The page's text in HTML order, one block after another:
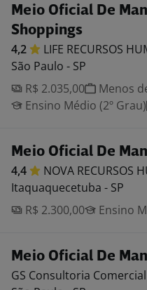
Meio Oficial De
Shoppings
4,2 LIFE RECURSOS
São Paulo - SP
R$ 2.035,00
Menos
Ensino Médio (2º Grau)
Meio Oficial De
4,4 NOVA RECURSOS
Itaquaquecetuba - SP
R$ 2.300,00
Ensino
Meio Oficial De
GS Consultoria Comercial